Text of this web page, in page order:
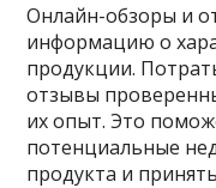
Онлайн-обзоры и
информацию о
продукции.
отзывы
их опыт. Это
потенциальные
продукта и